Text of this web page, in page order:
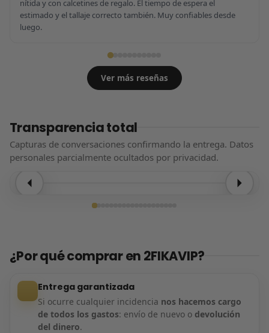
nítida y con calcetines de regalo. El tiempo de espera el
estimado y el tallaje correcto también. Muy confiables desde
luego.
Ver más reseñas
Transparencia total
Capturas de conversaciones confirmando la entrega. Datos
personales parcialmente ocultados por privacidad.
¿Por qué comprar en 2FIKAVIP?
Entrega garantizada
Si ocurre cualquier incidencia nos hacemos cargo
de todos los gastos: envío de nuevo o devolución
del dinero.